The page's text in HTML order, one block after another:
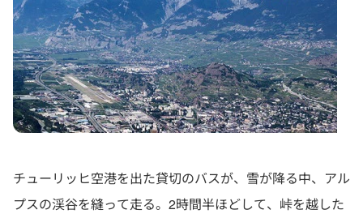
チューリッヒ空港を出た貸切のバスが、雪が降る中、アル
プスの渓谷を縫って走る。2時間半ほどして、峠を越した